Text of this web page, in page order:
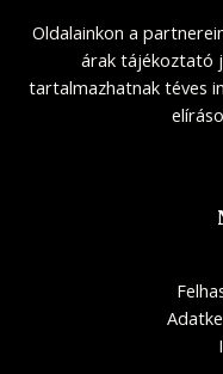
Oldalainkon a
árak tájékoztató
tartalmazhatnak téves